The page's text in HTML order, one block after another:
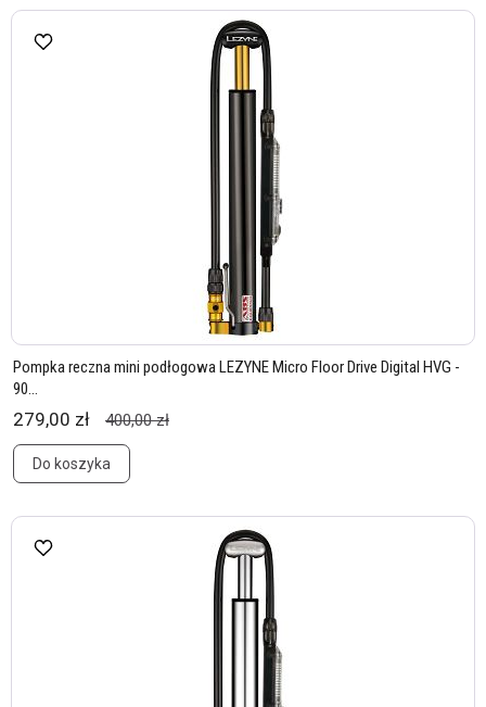
Pompka reczna mini podłogowa LEZYNE Micro Floor Drive Digital HVG -
90...
279,00 zł 400,00 zł
Do koszyka